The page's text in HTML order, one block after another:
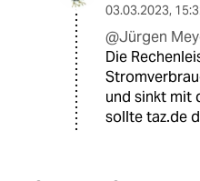
03.03.2023,
@Jürgen
Die
und sinkt mit
sollte taz.de